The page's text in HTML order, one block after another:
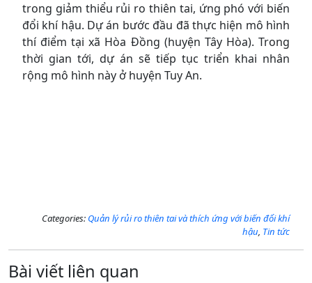
trong giảm thiểu rủi ro thiên tai, ứng phó với biến
đổi khí hậu. Dự án bước đầu đã thực hiện mô hình
thí điểm tại xã Hòa Đồng (huyện Tây Hòa). Trong
thời gian tới, dự án sẽ tiếp tục triển khai nhân
rộng mô hình này ở huyện Tuy An.
Categories: Quản lý rủi ro thiên tai và thích ứng với biến đổi khí
hậu, Tin tức
Bài viết liên quan